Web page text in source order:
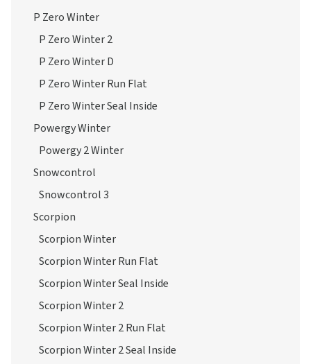
P Zero Winter
P Zero Winter 2
P Zero Winter D
P Zero Winter Run Flat
P Zero Winter Seal Inside
Powergy Winter
Powergy 2 Winter
Snowcontrol
Snowcontrol 3
Scorpion
Scorpion Winter
Scorpion Winter Run Flat
Scorpion Winter Seal Inside
Scorpion Winter 2
Scorpion Winter 2 Run Flat
Scorpion Winter 2 Seal Inside